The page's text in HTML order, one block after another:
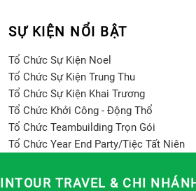
SỰ KIỆN NỔI BẬT
Tổ Chức Sự Kiện Noel
Tổ Chức Sự Kiện Trung Thu
Tổ Chức Sự Kiện Khai Trương
Tổ Chức Khởi Công - Động Thổ
Tổ Chức Teambuilding Trọn Gói
Tổ Chức Year End Party/Tiệc Tất Niên
INTOUR TRAVEL & CHI